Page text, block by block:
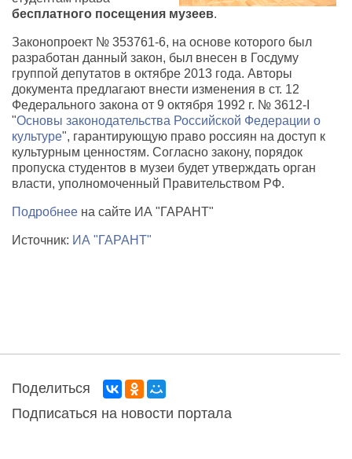
бесплатного посещения музеев.
Законопроект № 353761-6, на основе которого был
разработан данный закон, был внесен в Госдуму
группой депутатов в октябре 2013 года. Авторы
документа предлагают внести изменения в ст. 12
Федерального закона от 9 октября 1992 г. № 3612-I
"Основы законодательства Российской Федерации о
культуре", гарантирующую право россиян на доступ к
культурным ценностям. Согласно закону, порядок
пропуска студентов в музеи будет утверждать орган
власти, уполномоченный Правительством РФ.
Подробнее на сайте ИА "ГАРАНТ"
Источник: ИА "ГАРАНТ"
Поделиться
Подписаться на новости портала